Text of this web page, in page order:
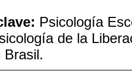
Psicología
de la
Brasil.